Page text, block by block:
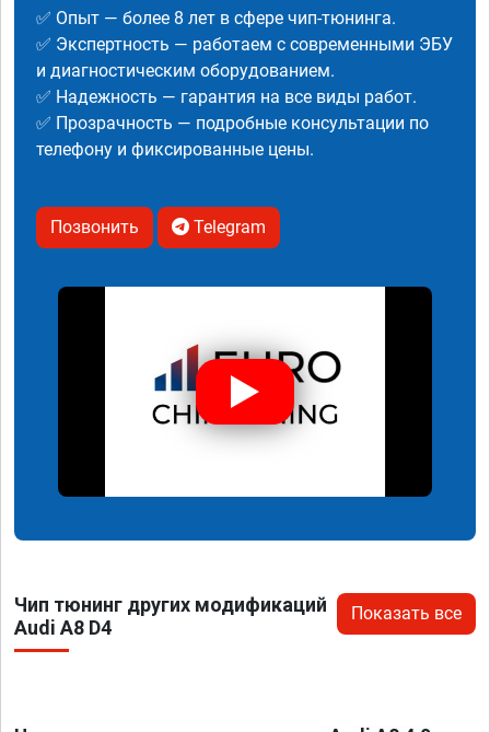
✅ Опыт — более 8 лет в сфере чип-тюнинга.
✅ Экспертность — работаем с современными ЭБУ
и диагностическим оборудованием.
✅ Надежность — гарантия на все виды работ.
✅ Прозрачность — подробные консультации по
телефону и фиксированные цены.
Позвонить Telegram
Чип тюнинг других модификаций
Audi A8 D4
Показать все